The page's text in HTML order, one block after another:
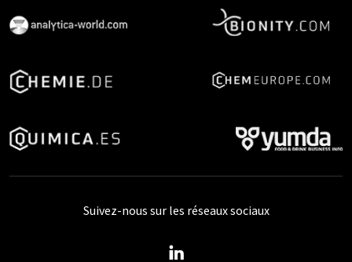
Suivez-nous sur les réseaux sociaux